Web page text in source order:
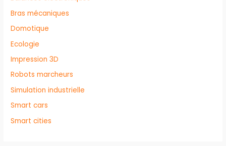
Bras mécaniques
Domotique
Ecologie
Impression 3D
Robots marcheurs
Simulation industrielle
Smart cars
Smart cities